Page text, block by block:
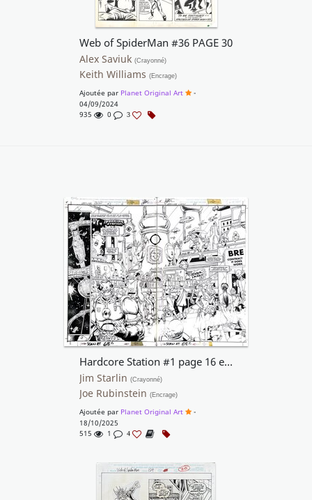
Web of SpiderMan #36 PAGE 30
Alex Saviuk (Crayonné)
Keith Williams (Encrage)
Ajoutée par Planet Original Art
-
04/09/2024
935
0 3
Hardcore Station #1 page 16 et 17 Jim Starlin
Jim Starlin (Crayonné)
Joe Rubinstein (Encrage)
Ajoutée par Planet Original Art
-
18/10/2025
515
1 4